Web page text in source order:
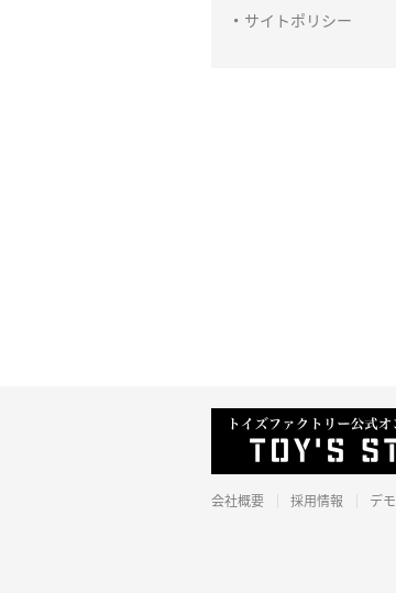
サイトポリシー
会社概要 採用情報 デ